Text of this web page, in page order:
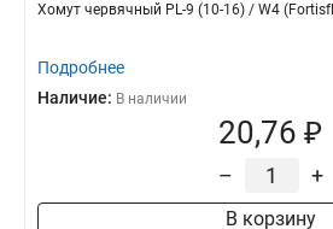
Хомут червячный PL-9 (10-16) / W4
Подробнее
Наличие: В наличии
20,76 ₽
– +
В корзину